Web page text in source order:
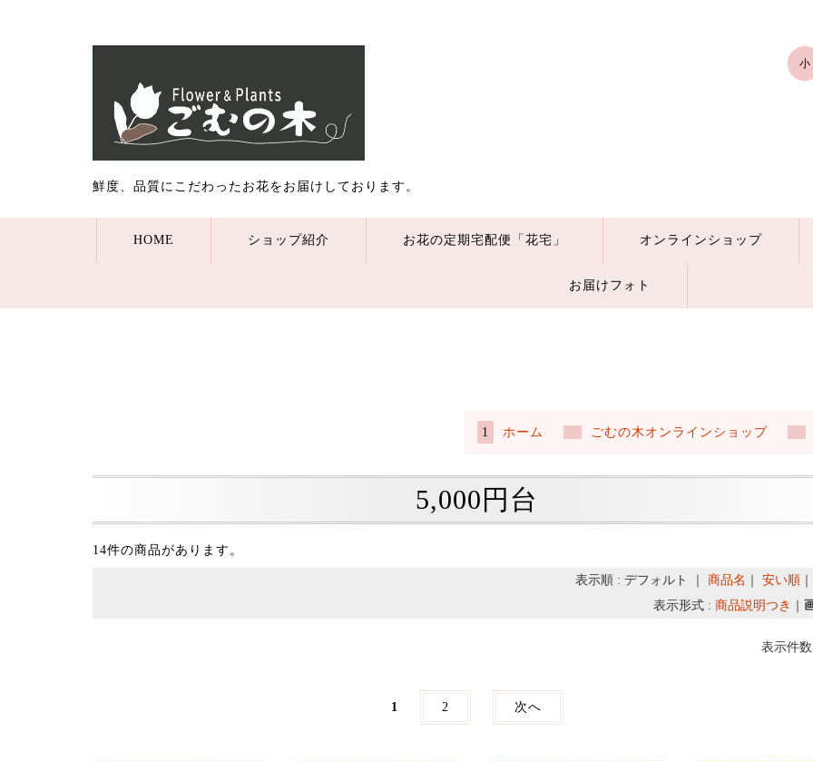
鮮度、品質にこだわったお花をお届けしております。
小
HOME ショップ紹介 お花の定期宅配便「花宅」 オンラインショップ
お届けフォト
ホーム ごむの木オンラインショップ
5,000円台
14件の商品があります。
表示順 : デフォルト ｜ 商品名 安い順
表示形式 : 商品説明つき
表示件
1 2 次へ